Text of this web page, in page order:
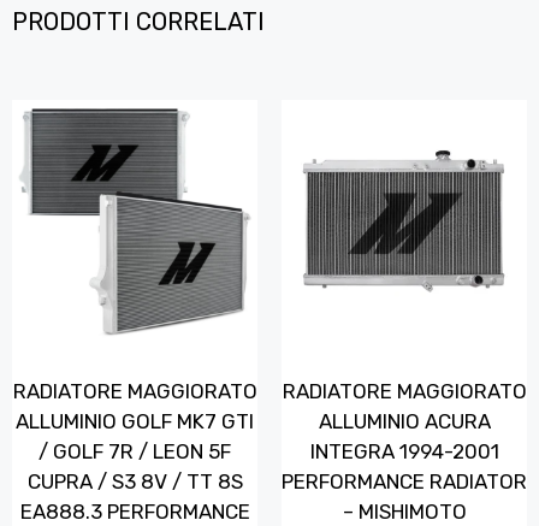
PRODOTTI CORRELATI
RADIATORE MAGGIORATO
ALLUMINIO GOLF MK7 GTI
/ GOLF 7R / LEON 5F
CUPRA / S3 8V / TT 8S
EA888.3 PERFORMANCE
RADIATORE MAGGIORATO
ALLUMINIO ACURA
INTEGRA 1994-2001
PERFORMANCE RADIATOR
– MISHIMOTO